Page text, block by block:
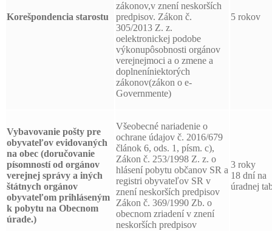
Korešpondencia starostu
zákonov,v znení neskorších
predpisov. Zákon č.
305/2013 Z. z.
oelektronickej podobe
výkonupôsobnosti orgánov
verejnejmoci a o zmene a
doplneníniektorých
zákonov(zákon o e-
Governmente)
5 rokov
Vybavovanie pošty pre
obyvateľov evidovaných
na obec (doručovanie
písomností od orgánov
verejnej správy a iných
štátnych orgánov
obyvateľom prihláseným
k pobytu na Obecnom
úrade.)
Všeobecné nariadenie o
ochrane údajov č. 2016/679
článok 6, ods. 1, písm. c),
Zákon č. 253/1998 Z. z. o
hlásení pobytu občanov SR a
registri obyvateľov SR v
znení neskorších predpisov
Zákon č. 369/1990 Zb. o
obecnom zriadení v znení
neskorších predpisov
3 roky
18 dní na
úradnej